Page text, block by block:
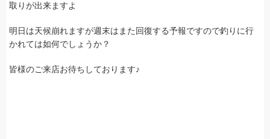
取りが出来ますよ
明日は天候崩れますが週末はまた回復する予報ですので釣りに行
かれては如何でしょうか？
皆様のご来店お待ちしております♪